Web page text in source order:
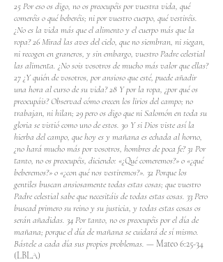
25 Por eso os digo, no os preocupéis por vuestra vida, qué
comeréis o qué beberéis; ni por vuestro cuerpo, qué vestiréis.
¿No es la vida más que el alimento y el cuerpo más que la
ropa? 26 Mirad las aves del cielo, que no siembran, ni siegan,
ni recogen en graneros, y sin embargo, vuestro Padre celestial
las alimenta. ¿No sois vosotros de mucho más valor que ellas?
27 ¿Y quién de vosotros, por ansioso que esté, puede añadir
una hora al curso de su vida? 28 Y por la ropa, ¿por qué os
preocupáis? Observad cómo crecen los lirios del campo; no
trabajan, ni hilan; 29 pero os digo que ni Salomón en toda su
gloria se vistió como uno de estos. 30 Y si Dios viste así la
hierba del campo, que hoy es y mañana es echada al horno,
¿no hará mucho más por vosotros, hombres de poca fe? 31 Por
tanto, no os preocupéis, diciendo: «¿Qué comeremos?» o «¿qué
beberemos?» o «¿con qué nos vestiremos?». 32 Porque los
gentiles buscan ansiosamente todas estas cosas; que vuestro
Padre celestial sabe que necesitáis de todas estas cosas. 33 Pero
buscad primero su reino y su justicia, y todas estas cosas os
serán añadidas. 34 Por tanto, no os preocupéis por el día de
mañana; porque el día de mañana se cuidará de sí mismo.
Bástele a cada día sus propios problemas. — Mateo 6:25-34
(LBLA)